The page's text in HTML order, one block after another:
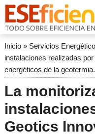
Inicio» Servicios
instalaciones realizadas
energéticos de la geotermia.
La
Geotics